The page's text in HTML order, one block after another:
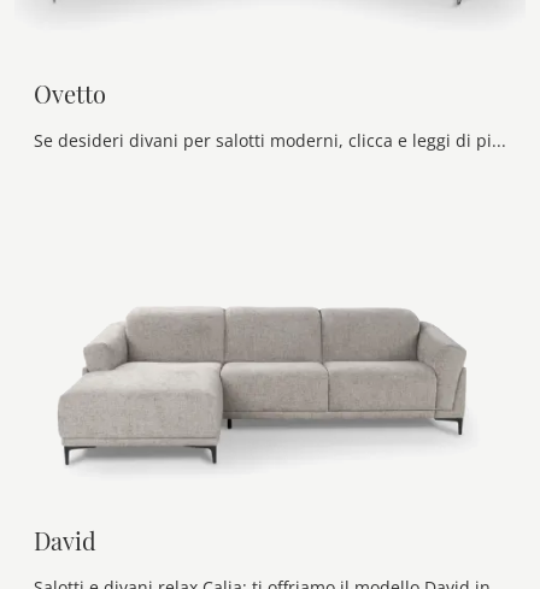
Ovetto
Se desideri divani per salotti moderni, clicca e leggi di più sul modello Ovetto in pelle della firma Calia.
David